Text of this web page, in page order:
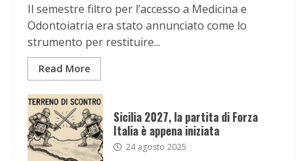
Il semestre filtro per l’accesso a Medicina e
Odontoiatria era stato annunciato come lo
strumento per restituire...
Read More
Sicilia 2027, la partita di Forza
Italia è appena iniziata
24 agosto 2025